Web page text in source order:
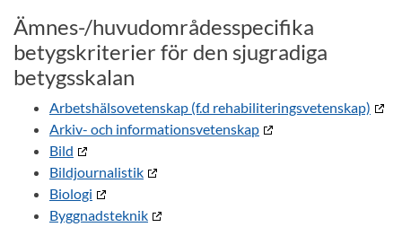
Ämnes-/huvudområdesspecifika
betygskriterier för den sjugradiga
betygsskalan
Arbetshälsovetenskap (f.d rehabiliteringsvetenskap)
Arkiv- och informationsvetenskap
Bild
Bildjournalistik
Biologi
Byggnadsteknik